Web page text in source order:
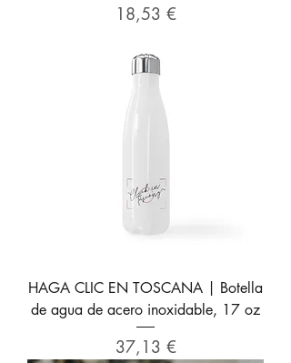
Precio
18,53 €
HAGA CLIC EN TOSCANA | Botella
de agua de acero inoxidable, 17 oz
Precio
37,13 €